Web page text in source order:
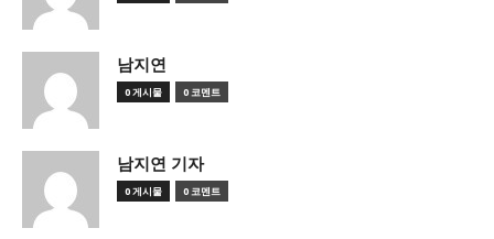
남지연
0 게시물 0 코멘트
남지연 기자
0 게시물 0 코멘트